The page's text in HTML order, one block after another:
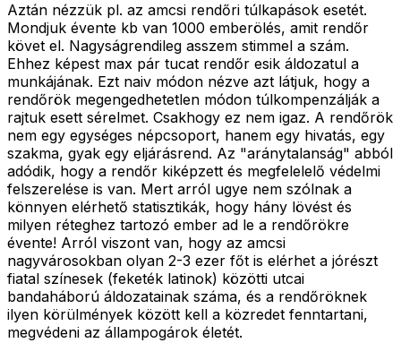
Aztán nézzük pl. az amcsi rendőri túlkapások esetét.
Mondjuk évente kb van 1000 emberölés, amit rendőr
követ el. Nagyságrendileg asszem stimmel a szám.
Ehhez képest max pár tucat rendőr esik áldozatul a
munkájának. Ezt naiv módon nézve azt látjuk, hogy a
rendőrök megengedhetetlen módon túlkompenzálják a
rajtuk esett sérelmet. Csakhogy ez nem igaz. A rendőrök
nem egy egységes népcsoport, hanem egy hivatás, egy
szakma, gyak egy eljárásrend. Az "aránytalanság" abból
adódik, hogy a rendőr kiképzett és megfelelelő védelmi
felszerelése is van. Mert arról ugye nem szólnak a
könnyen elérhető statisztikák, hogy hány lövést és
milyen réteghez tartozó ember ad le a rendőrökre
évente! Arról viszont van, hogy az amcsi
nagyvárosokban olyan 2-3 ezer főt is elérhet a jórészt
fiatal színesek (feketék latinok) közötti utcai
bandaháború áldozatainak száma, és a rendőröknek
ilyen körülmények között kell a közredet fenntartani,
megvédeni az állampogárok életét.